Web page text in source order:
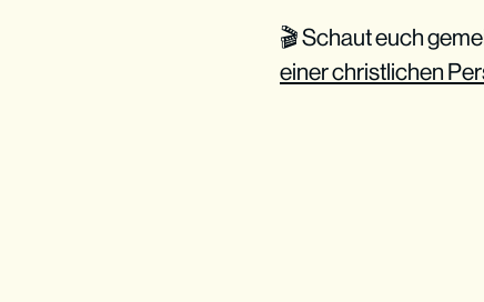
🎬 Schaut euch
einer christlichen